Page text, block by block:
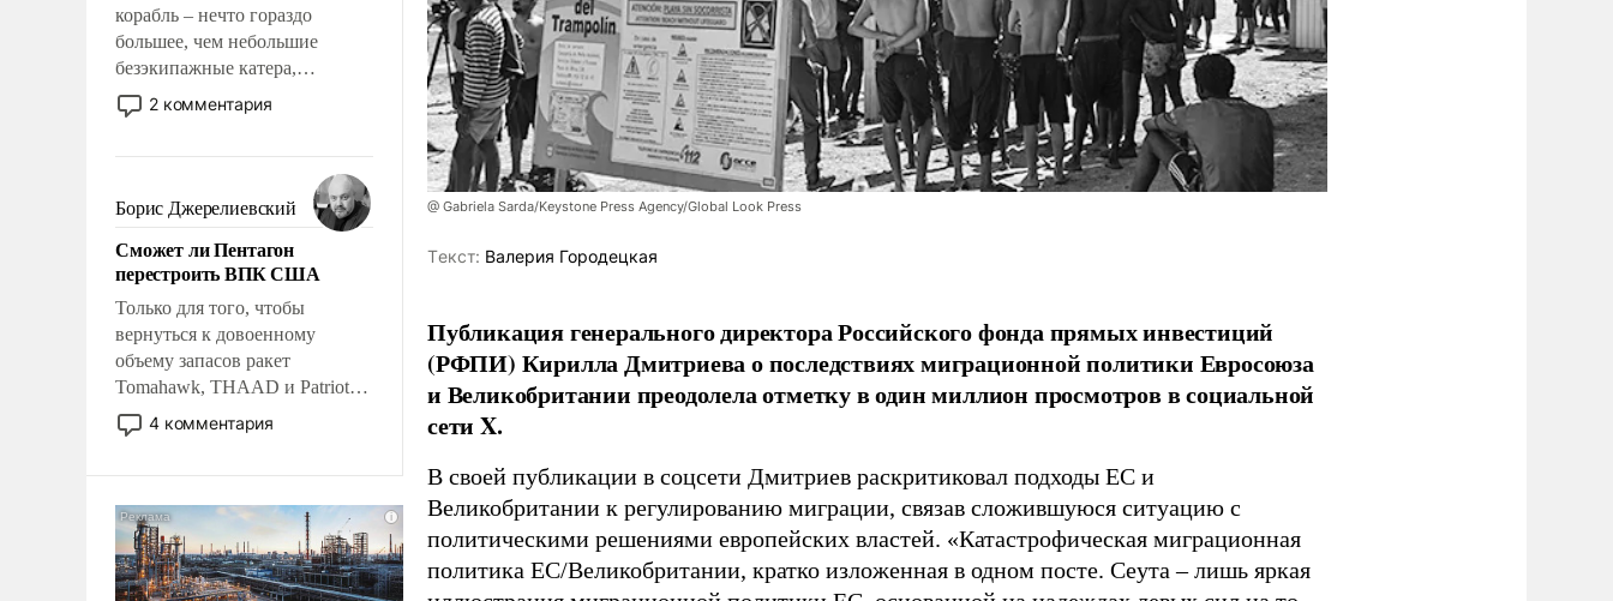
корабль – нечто гораздо
большее, чем небольшие
безэкипажные катера,
применение которых уже
стало обыденностью. Задача по
сложна и амбициозна. Однако
и ее реализация радикально
поднимет наши боевые
возможности.
2 комментария
Борис Джерелиевский
Сможет ли Пентагон
перестроить ВПК США
Только для того, чтобы
вернуться к довоенному
объему запасов ракет
Tomahawk, THAAD и Patriot
США потребуется более трех
лет. Даже небольшая война с
Сложившаяся ситуация
означает многолетний период
уязвимости США, например,
4 комментария
@ Gabriela Sarda/Keystone Press Agency/Global Look Press
Tекст: Валерия Городецкая
Публикация генерального директора Российского фонда прямых инвестиций
(РФПИ) Кирилла Дмитриева о последствиях миграционной политики Евросоюза
и Великобритании преодолела отметку в один миллион просмотров в социальной
сети X.
В своей публикации в соцсети Дмитриев раскритиковал подходы ЕС и
Великобритании к регулированию миграции, связав сложившуюся ситуацию с
политическими решениями европейских властей. «Катастрофическая миграционная
политика ЕС/Великобритании, кратко изложенная в одном посте. Сеута – лишь яркая